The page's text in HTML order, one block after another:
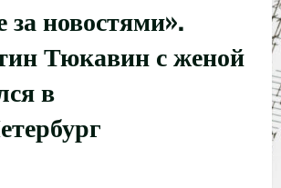
за новостями».
Тюкавин с женой
в